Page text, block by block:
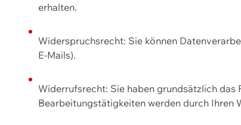
erhalten.
Widerspruchsrecht: Sie können
E-Mails).
Widerrufsrecht: Sie haben grundsätzlich
Bearbeitungstätigkeiten werden durch Ihren